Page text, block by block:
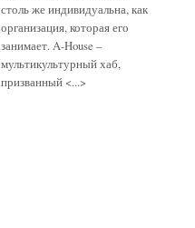
столь же индивидуальна, как
организация, которая его
занимает. A-House –
мультикультурный хаб,
призванный <...>